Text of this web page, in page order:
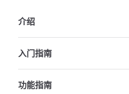
介绍
入门指南
功能指南